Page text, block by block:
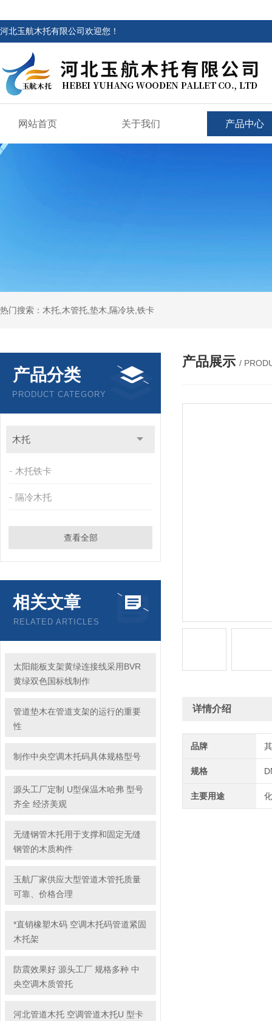
河北玉航木托有限公司欢迎您！
网站首页 关于我们 产品中心
热门搜索：木托,木管托,垫木,隔冷块,铁卡
产品分类
PRODUCT CATEGORY
木托
木托铁卡
隔冷木托
查看全部
相关文章
RELATED ARTICLES
太阳能板支架黄绿连接线采用BVR
黄绿双色国标线制作
管道垫木在管道支架的运行的重要
性
制作中央空调木托码具体规格型号
源头工厂定制 U型保温木哈弗 型号
齐全 经济美观
无缝钢管木托用于支撑和固定无缝
钢管的木质构件
玉航厂家供应大型管道木管托质量
可靠、价格合理
*直销橡塑木码 空调木托码管道紧固
木托架
防震效果好 源头工厂 规格多种 中
央空调木质管托
河北管道木托 空调管道木托U 型卡
产品展示 /
详情介绍
品牌
规格
主要用途